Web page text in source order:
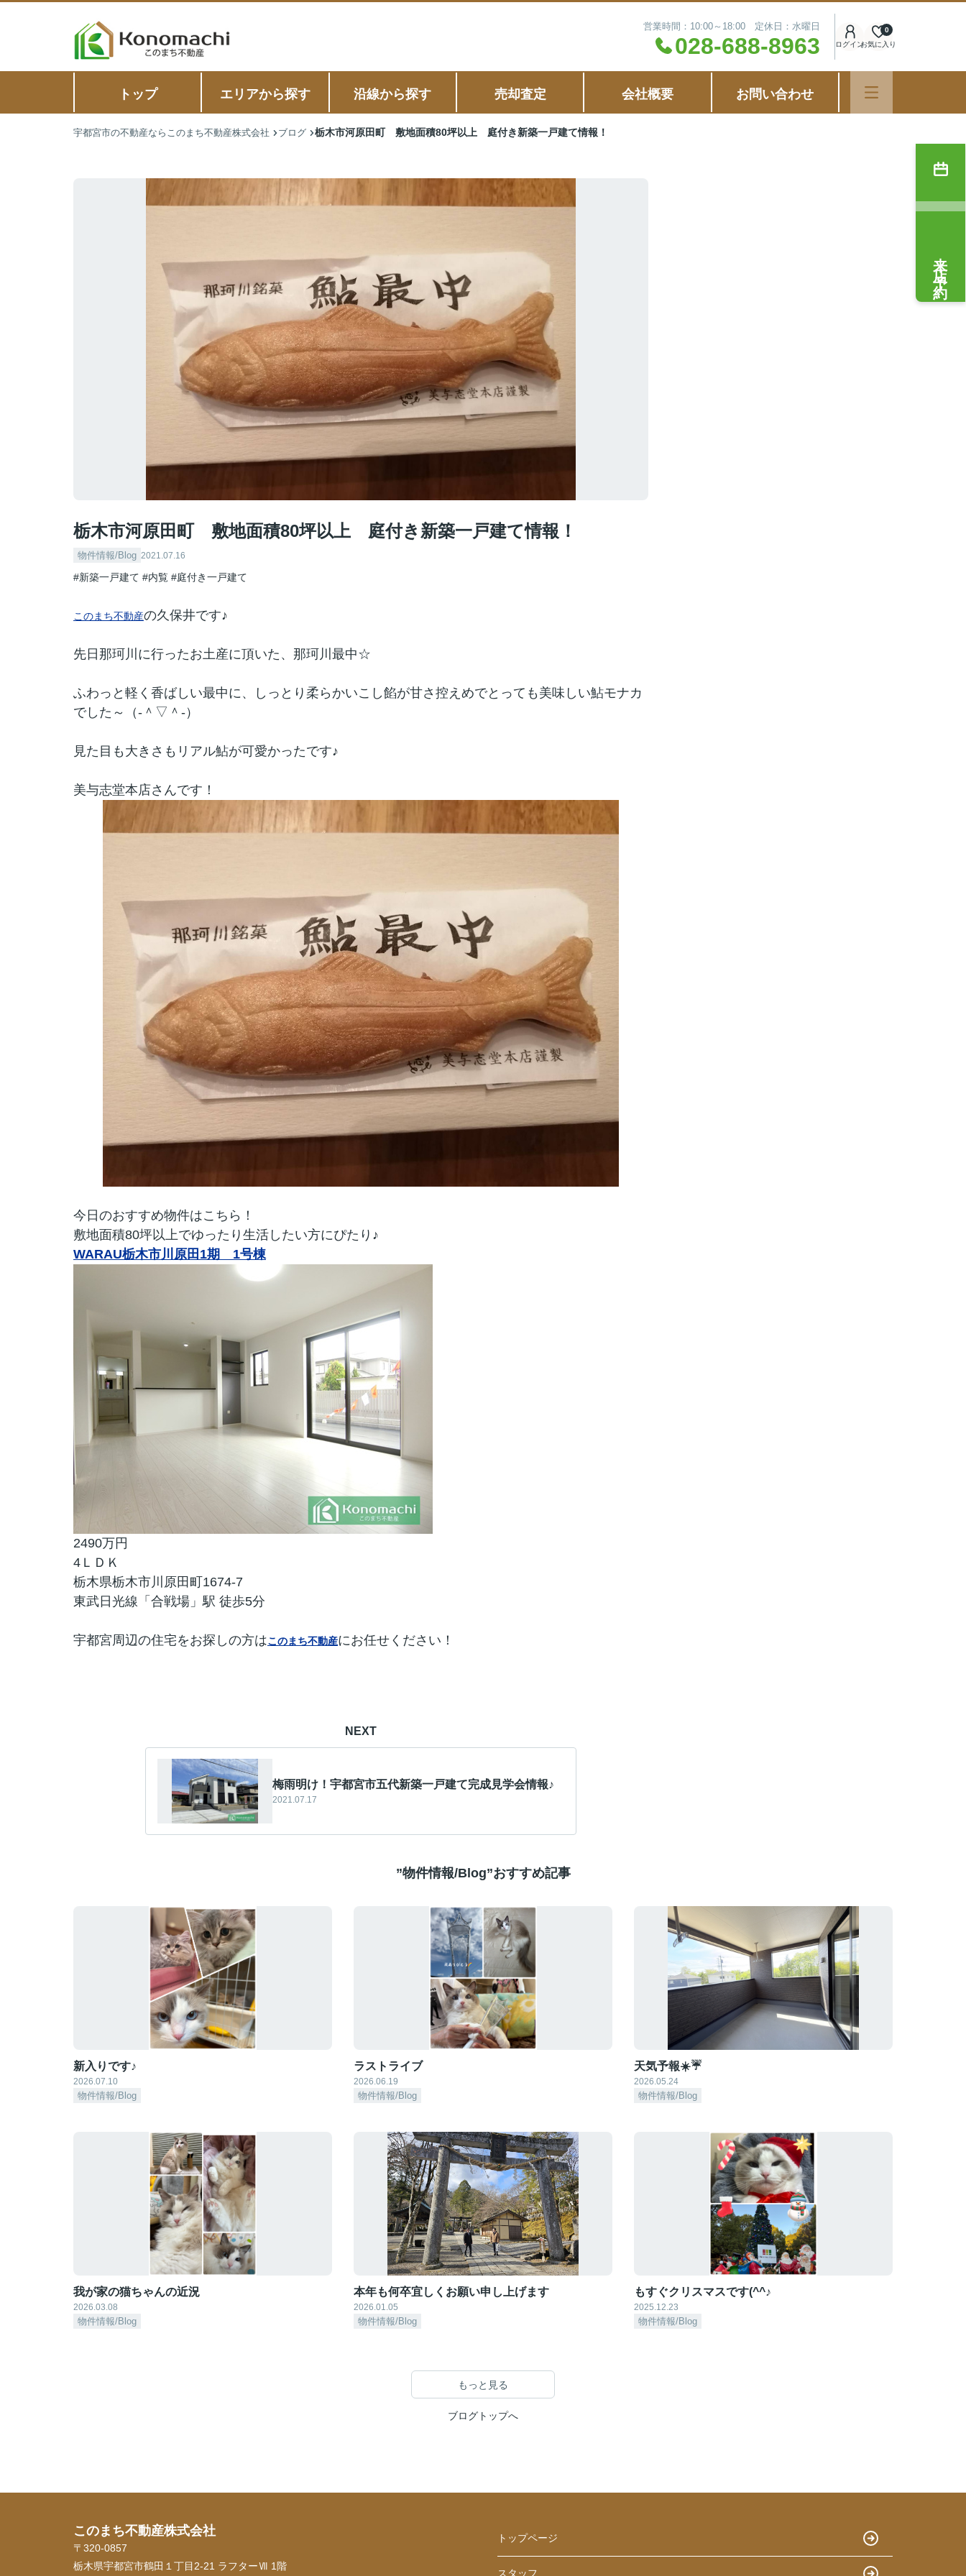
営業時間：10:00～18:00 定休日：水曜日
028-688-8963 ログインお気に入り
0
トップ エリアから探す 沿線から探す 売却査定 会社概要 お問い合わせ
宇都宮市の不動産ならこのまち不動産株式会社 ブログ 栃木市河原田町 敷地面積80坪以上 庭付き新築一戸建て情報！
栃木市河原田町 敷地面積80坪以上 庭付き新築一戸建て情報！
物件情報/Blog 2021.07.16
#新築一戸建て #内覧 #庭付き一戸建て
このまち不動産の久保井です♪
先日那珂川に行ったお土産に頂いた、那珂川最中☆
ふわっと軽く香ばしい最中に、しっとり柔らかいこし餡が甘さ控えめでとっても美味しい鮎モナカ
でした～（‐＾▽＾‐）
見た目も大きさもリアル鮎が可愛かったです♪
美与志堂本店さんです！
今日のおすすめ物件はこちら！
敷地面積80坪以上でゆったり生活したい方にぴたり♪
WARAU栃木市川原田1期 1号棟
2490万円
4ＬＤＫ
栃木県栃木市川原田町1674-7
東武日光線「合戦場」駅 徒歩5分
宇都宮周辺の住宅をお探しの方はこのまち不動産にお任せください！
NEXT
梅雨明け！宇都宮市五代新築一戸建て完成見学会情報♪
2021.07.17
”物件情報/Blog”おすすめ記事
新入りです♪
2026.07.10
物件情報/Blog
ラストライブ
2026.06.19
物件情報/Blog
天気予報☀️☔
2026.05.24
物件情報/Blog
我が家の猫ちゃんの近況
2026.03.08
物件情報/Blog
本年も何卒宜しくお願い申し上げます
2026.01.05
物件情報/Blog
もすぐクリスマスです(^^♪
2025.12.23
物件情報/Blog
もっと見る
ブログトップへ
来店予約
このまち不動産株式会社
〒320-0857
栃木県宇都宮市鶴田１丁目2-21 ラフターⅦ 1階
トップページ
スタッフ